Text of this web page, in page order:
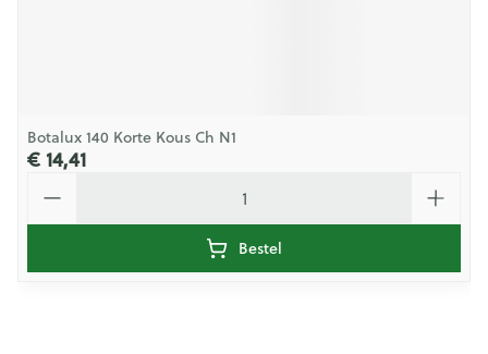
Botalux 140 Korte Kous Ch N1
€ 14,41
Bestel